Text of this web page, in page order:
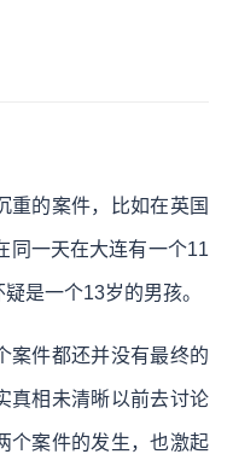
重的案件，比如在英国
同一天在大连有一个11
是一个13岁的男孩。
案件都还并没有最终的
真相未清晰以前去讨论
个案件的发生，也激起